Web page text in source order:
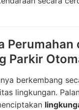
Perumahan
Parkir
berkembang
lingkungan.